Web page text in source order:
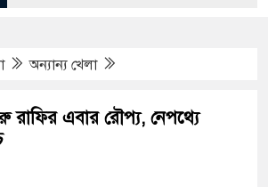
শিক্ষার্থীদের সাথে উৎসবমুখর
কর্মসূচীর শুভসূচনা।
অন্যান্য খেলা
রাফির এবার রৌপ্য, নেপথ্যে